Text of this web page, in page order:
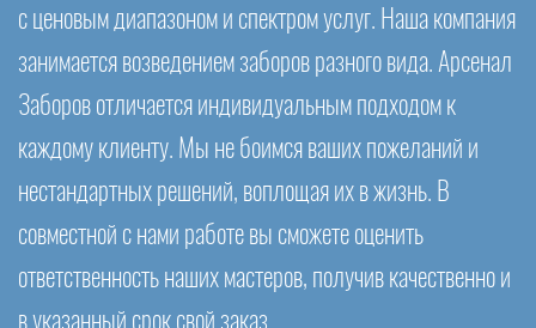
с ценовым диапазоном и спектром услуг. Наша компания
занимается возведением заборов разного вида. Арсенал
Заборов отличается индивидуальным подходом к
каждому клиенту. Мы не боимся ваших пожеланий и
нестандартных решений, воплощая их в жизнь. В
совместной с нами работе вы сможете оценить
ответственность наших мастеров, получив качественно и
в указанный срок свой заказ.